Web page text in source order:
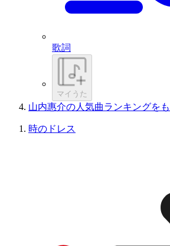
歌詞
マイうた
山内惠介の人気曲ランキングを
時のドレス